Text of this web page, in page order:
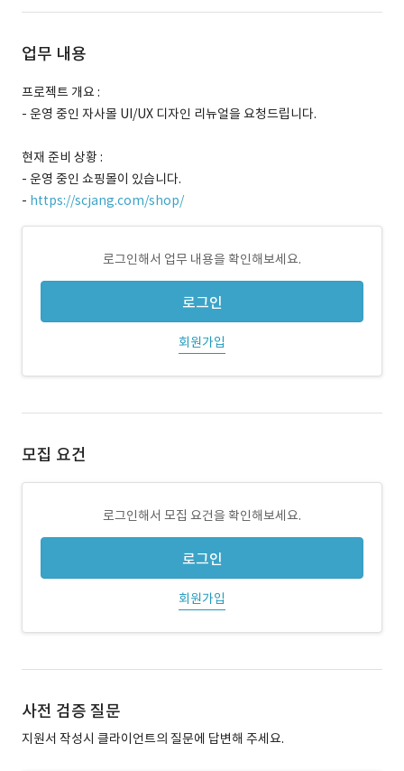
업무 내용
프로젝트 개요 :
- 운영 중인 자사몰 UI/UX 디자인 리뉴얼을 요청드립니다.
현재 준비 상황 :
- 운영 중인 쇼핑몰이 있습니다.
- https://scjang.com/shop/
로그인해서 업무 내용을 확인해보세요.
로그인
회원가입
모집 요건
로그인해서 모집 요건을 확인해보세요.
로그인
회원가입
사전 검증 질문
지원서 작성시 클라이언트의 질문에 답변해 주세요.